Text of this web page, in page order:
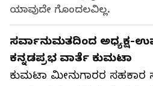
ಯಾವುದೇ ಗೊಂದಲವಿಲ್ಲ.
ಸರ್ವಾನುಮತದಿಂದ ಅಧ್ಯಕ್ಷ-
ಕನ್ನಡಪ್ರಭ ವಾರ್ತೆ ಕುಮಟಾ
ಕುಮಟಾ ಮೀನುಗಾರರ ಸಹಕಾರ